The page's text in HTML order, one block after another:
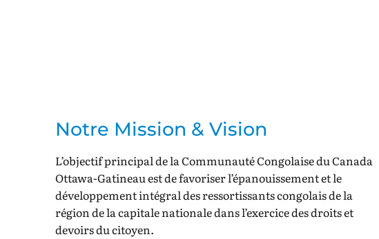
Notre Mission & Vision
L’objectif principal de la Communauté Congolaise du Canada
Ottawa-Gatineau est de favoriser l’épanouissement et le
développement intégral des ressortissants congolais de la
région de la capitale nationale dans l’exercice des droits et
devoirs du citoyen.